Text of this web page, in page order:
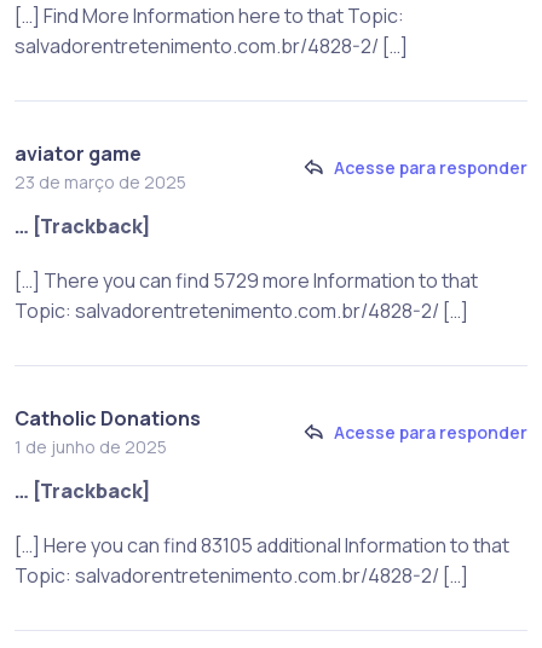
[…] Find More Information here to that Topic:
salvadorentretenimento.com.br/4828-2/ […]
aviator game
23 de março de 2025
Acesse para responder
… [Trackback]
[…] There you can find 5729 more Information to that
Topic: salvadorentretenimento.com.br/4828-2/ […]
Catholic Donations
1 de junho de 2025
Acesse para responder
… [Trackback]
[…] Here you can find 83105 additional Information to that
Topic: salvadorentretenimento.com.br/4828-2/ […]